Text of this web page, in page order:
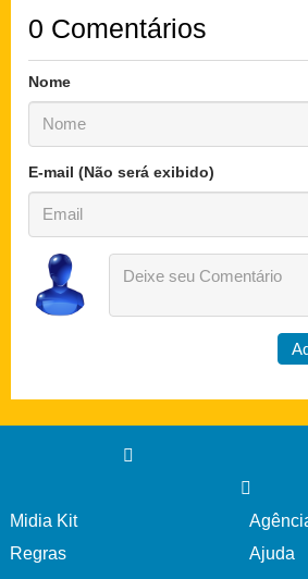
0 Comentários
Nome
E-mail (Não será exibido)
Midia Kit
Regras
Ajuda